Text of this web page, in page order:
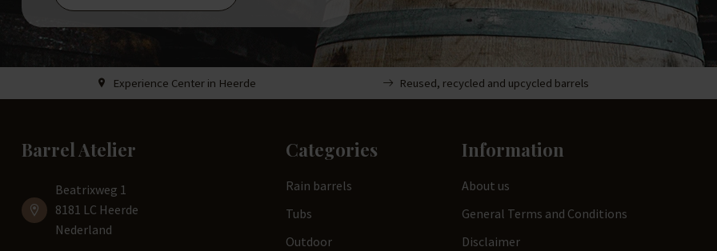
Experience Center in Heerde Reused, recycled and upcycled barrels
Barrel Atelier
Beatrixweg 1
8181 LC Heerde
Nederland
Categories
Rain barrels
Tubs
Outdoor
Information
About us
General Terms and Conditions
Disclaimer